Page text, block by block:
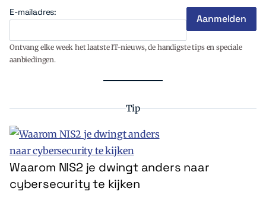
E-mailadres:
Ontvang elke week het laatste IT-nieuws, de handigste tips en speciale
aanbiedingen.
Tip
Waarom NIS2 je dwingt anders naar
cybersecurity te kijken